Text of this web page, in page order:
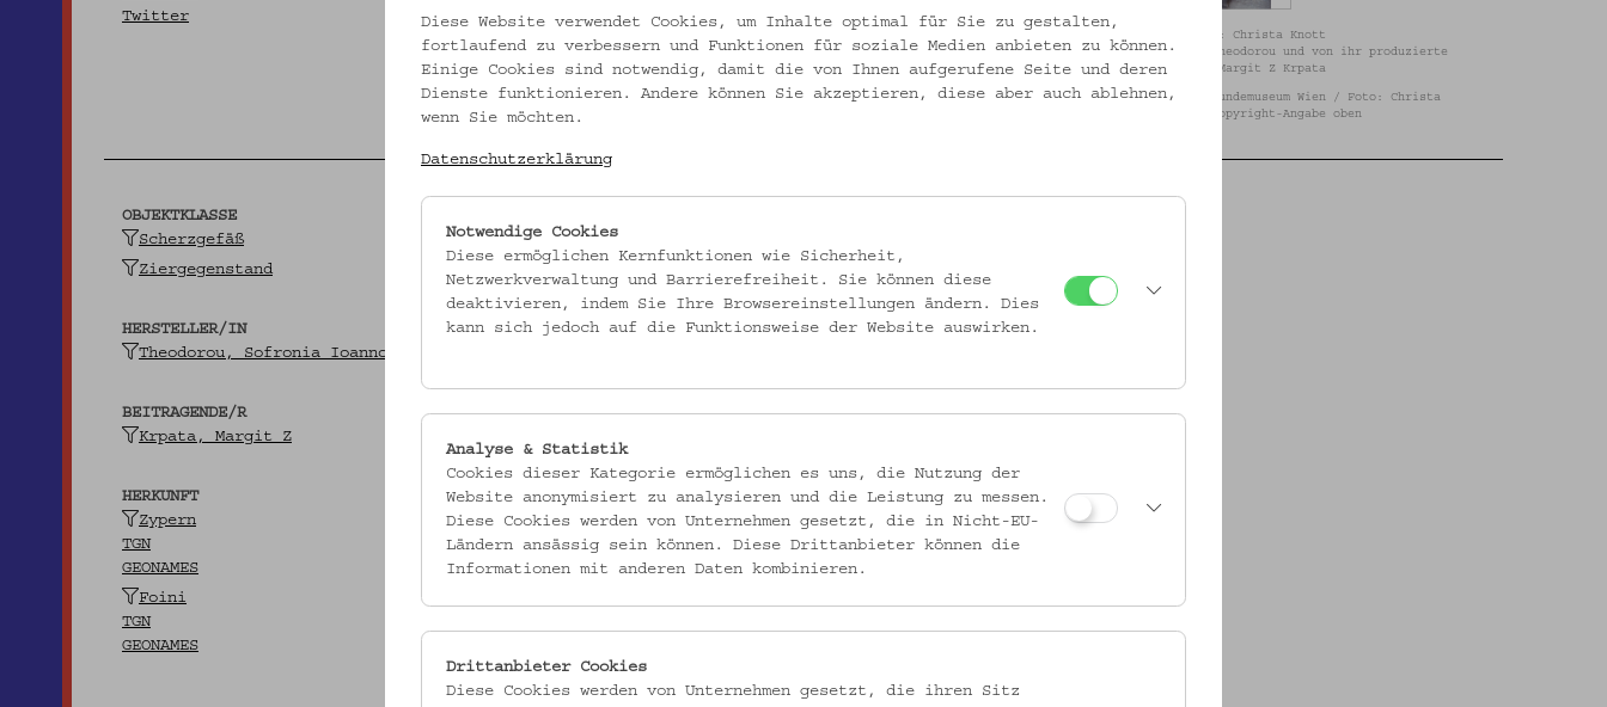
Twitter
Abb. 1, 2: Volkskundemuseum Wien / Foto: Christa Knott
Abb. 3: Die Töpferin Sofronia Ioannou Theodorou und von ihr produzierte
Keramiken in Foini, um1990. Foto und © Margit Z Krpata
CC BY-NC-SAfür alle Abbildungen Volkskundemuseum Wien / Foto: Christa
Knott; alle anderen Abbildungen siehe Copyright-Angabe oben
OBJEKTKLASSE
Scherzgefäß
Ziergegenstand
HERSTELLER/IN
Theodorou, Sofronia Ioannou
BEITRAGENDE/R
Krpata, Margit Z
HERKUNFT
Zypern
TGN
GEONAMES
Foini
TGN
GEONAMES
MATERIAL
Ton
TECHNIK
appliziert (Keramik)
eingedrückt (Keramik)
eingeritzt (Keramik)
Diese Website verwendet Cookies, um Inhalte optimal für Sie zu gestalten,
fortlaufend zu verbessern und Funktionen für soziale Medien anbieten zu können.
Einige Cookies sind notwendig, damit die von Ihnen aufgerufene Seite und deren
Dienste funktionieren. Andere können Sie akzeptieren, diese aber auch ablehnen,
wenn Sie möchten.
Datenschutzerklärung
Notwendige Cookies
Diese ermöglichen Kernfunktionen wie Sicherheit,
Netzwerkverwaltung und Barrierefreiheit. Sie können diese
deaktivieren, indem Sie Ihre Browsereinstellungen ändern. Dies
kann sich jedoch auf die Funktionsweise der Website auswirken.
Analyse & Statistik
Cookies dieser Kategorie ermöglichen es uns, die Nutzung der
Website anonymisiert zu analysieren und die Leistung zu messen.
Diese Cookies werden von Unternehmen gesetzt, die in Nicht-EU-
Ländern ansässig sein können. Diese Drittanbieter können die
Informationen mit anderen Daten kombinieren.
Drittanbieter Cookies
Diese Cookies werden von Unternehmen gesetzt, die ihren Sitz